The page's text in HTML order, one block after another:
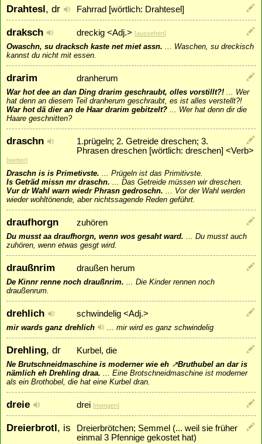
Drahtesl, dr Fahrrad [wörtlich: Drahtesel]
draksch dreckig <Adj.> [aussehen]
Owaschn, su dracksch kaste net miet assn. ... Waschen, su dreckisch
kannst du nicht mit essen.
drarim dranherum
War hot dee an dan Ding drarim geschraubt, olles vorstillt?! ... Wer
hat denn an diesem Teil dranherum geschraubt, es ist alles verstellt?!
War hot dä dier an de Haar drarim gebitzelt? ... Wer hat denn dir die
Haare geschnitten?
draschn
1.prügeln; 2. Getreide dreschen; 3.
Phrasen dreschen [wörtlich: dreschen] <Verb>
[wetter]
Draschn is is Primetivste. ... Prügeln ist das Primitivste.
Is Geträd missn mr draschn. ... Das Getreide müssen wir dreschen.
Vur dr Wahl warn wiedr Phrasn gedroschn. ... Vor der Wahl werden
wieder wohltönende, aber nichtssagende Reden geführt.
draufhorgn zuhören
Du musst aa draufhorgn, wenn wos gesaht ward. ... Du musst auch
zuhören, wenn etwas gesgt wird.
draußnrim draußen herum
De Kinnr renne noch draußnrim. ... Die Kinder rennen noch
draußenrum.
drehlich schwindelig <Adj.>
mir wards ganz drehlich ... mir wird es ganz schwindelig
Drehling, dr Kurbel, die
Ne Brutschneidmaschine is moderner wie eh ↗Bruthubel an dar is
nämlich eh Drehling draa. ... Eine Brotschneidmaschine ist moderner
als ein Brothobel, die hat eine Kurbel dran.
dreie drei [mengen]
Dreierbrotl, is
Dreierbrötchen; Semmel (... weil sie früher
einmal 3 Pfennige gekostet hat)